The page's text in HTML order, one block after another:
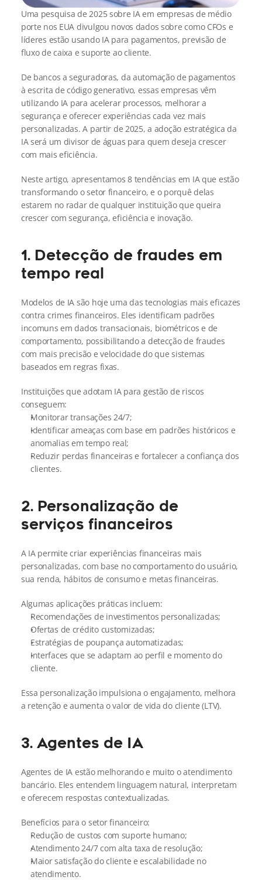
Uma pesquisa de 2025 sobre IA em empresas de médio
porte nos EUA divulgou novos dados sobre como CFOs e
líderes estão usando IA para pagamentos, previsão de
fluxo de caixa e suporte ao cliente.
De bancos a seguradoras, da automação de pagamentos
à escrita de código generativo, essas empresas vêm
utilizando IA para acelerar processos, melhorar a
segurança e oferecer experiências cada vez mais
personalizadas. A partir de 2025, a adoção estratégica da
IA será um divisor de águas para quem deseja crescer
com mais eficiência.
Neste artigo, apresentamos 8 tendências em IA que estão
transformando o setor financeiro, e o porquê delas
estarem no radar de qualquer instituição que queira
crescer com segurança, eficiência e inovação.
1. Detecção de fraudes em
tempo real
Modelos de IA são hoje uma das tecnologias mais eficazes
contra crimes financeiros. Eles identificam padrões
incomuns em dados transacionais, biométricos e de
comportamento, possibilitando a detecção de fraudes
com mais precisão e velocidade do que sistemas
baseados em regras fixas.
Instituições que adotam IA para gestão de riscos
conseguem:
Monitorar transações 24/7;
Identificar ameaças com base em padrões históricos e
anomalias em tempo real;
Reduzir perdas financeiras e fortalecer a confiança dos
clientes.
2. Personalização de
serviços financeiros
A IA permite criar experiências financeiras mais
personalizadas, com base no comportamento do usuário,
sua renda, hábitos de consumo e metas financeiras.
Algumas aplicações práticas incluem:
Recomendações de investimentos personalizadas;
Ofertas de crédito customizadas;
Estratégias de poupança automatizadas;
Interfaces que se adaptam ao perfil e momento do
cliente.
Essa personalização impulsiona o engajamento, melhora
a retenção e aumenta o valor de vida do cliente (LTV).
3. Agentes de IA
Agentes de IA estão melhorando e muito o atendimento
bancário. Eles entendem linguagem natural, interpretam
e oferecem respostas contextualizadas.
Benefícios para o setor financeiro:
Redução de custos com suporte humano;
Atendimento 24/7 com alta taxa de resolução;
Maior satisfação do cliente e escalabilidade no
atendimento.